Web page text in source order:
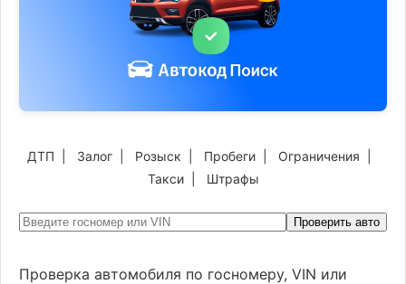
ДТП Залог Розыск Пробеги Ограничения
Такси| Штрафы
Проверить авто
Проверка автомобиля по госномеру, VIN или